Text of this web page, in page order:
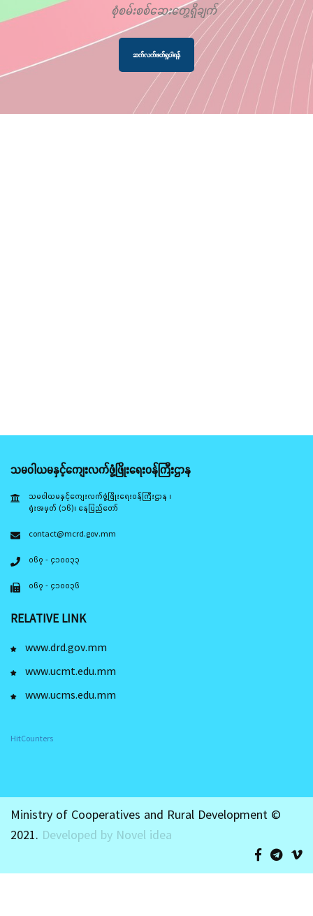
စုံစမ်းစစ်ဆေးတွေ့ရှိချက်
ဆက်လက်ဖတ်ရှုပါရန်
သမဝါယမနှင့်ကျေးလက်ဖွံ့ဖြိုးရေးဝန်ကြီးဌာန
သမဝါယမနှင့်ကျေးလက်ဖွံ့ဖြိုးရေးဝန်ကြီးဌာန ၊
ရုံးအမှတ် (၁၆)၊ နေပြည်တော်
contact@mcrd.gov.mm
၀၆၇ - ၄၁၀၀၃၃
၀၆၇ - ၄၁၀၀၃၆
RELATIVE LINK
www.drd.gov.mm
www.ucmt.edu.mm
www.ucms.edu.mm
HitCounters
Ministry of Cooperatives and Rural Development ©
2021. Developed by Novel idea